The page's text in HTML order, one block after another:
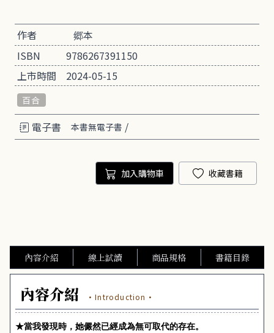
作者
郷本
ISBN
9786267391150
上市時間
2024-05-15
百合
電子書 本書無電子書 /
加入購物車 收藏書籍
內容介紹 線上試讀 商品規格 書籍目錄
內容介紹 ·Introduction·
★當我發現時，她儼然已經成為無可取代的存在。